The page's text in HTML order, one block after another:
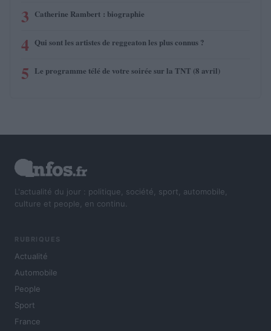
3 Catherine Rambert : biographie
4 Qui sont les artistes de reggeaton les plus connus ?
5 Le programme télé de votre soirée sur la TNT (8 avril)
L'actualité du jour : politique, société, sport, automobile,
culture et people, en continu.
RUBRIQUES
Actualité
Automobile
People
Sport
France